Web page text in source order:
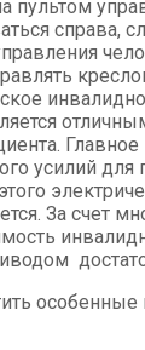
пультом
справа,
Главное
усилий
За счет